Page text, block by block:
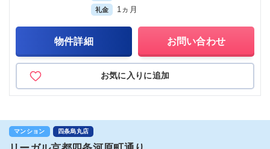
礼金 1ヵ月
物件詳細 お問い合わせ
お気に入りに追加
マンション 四条烏丸店